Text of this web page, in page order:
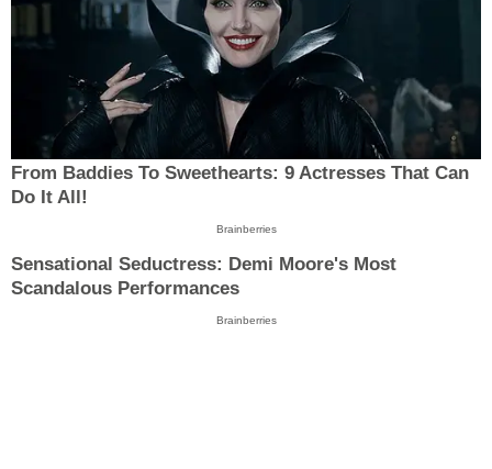
From Baddies To Sweethearts: 9 Actresses That Can
Do It All!
Brainberries
Sensational Seductress: Demi Moore's Most
Scandalous Performances
Brainberries